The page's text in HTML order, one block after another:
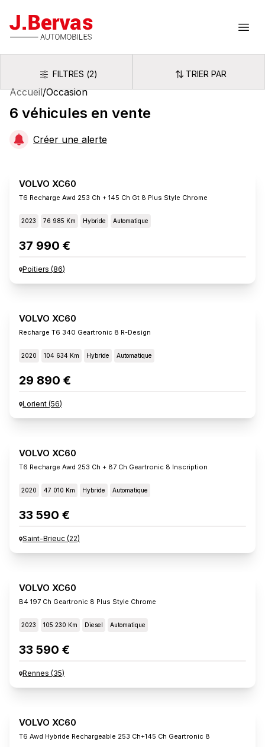
J.Bervas
FiltresFILTRES (2) Trier par
TRIER PAR
Accueil/Occasion
6 véhicules en vente
Créer une alerte
VOLVO XC60
T6 Recharge Awd 253 Ch + 145 Ch Gt 8 Plus Style Chrome
2023 76 985 Km Hybride Automatique
37 990 €
Poitiers (86)
VOLVO XC60
Recharge T6 340 Geartronic 8 R-Design
2020 104 634 Km Hybride Automatique
29 890 €
Lorient (56)
VOLVO XC60
T6 Recharge Awd 253 Ch + 87 Ch Geartronic 8 Inscription
2020 47 010 Km Hybride Automatique
33 590 €
Saint-Brieuc (22)
VOLVO XC60
B4 197 Ch Geartronic 8 Plus Style Chrome
2023 105 230 Km Diesel Automatique
33 590 €
Rennes (35)
VOLVO XC60
T6 Awd Hybride Rechargeable 253 Ch+145 Ch Geartronic 8